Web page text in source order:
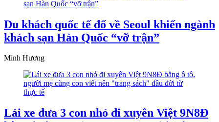
Du khách quốc tế đổ về Seoul khiến ngành
khách sạn Hàn Quốc “vỡ trận”
Minh Hương
Lái xe đưa 3 con nhỏ đi xuyên Việt 9N8Đ